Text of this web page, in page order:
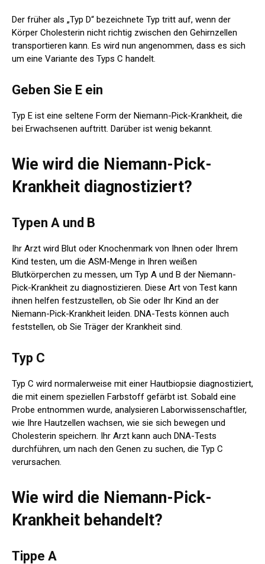
Der früher als „Typ D“ bezeichnete Typ tritt auf, wenn der
Körper Cholesterin nicht richtig zwischen den Gehirnzellen
transportieren kann. Es wird nun angenommen, dass es sich
um eine Variante des Typs C handelt.
Geben Sie E ein
Typ E ist eine seltene Form der Niemann-Pick-Krankheit, die
bei Erwachsenen auftritt. Darüber ist wenig bekannt.
Wie wird die Niemann-Pick-
Krankheit diagnostiziert?
Typen A und B
Ihr Arzt wird Blut oder Knochenmark von Ihnen oder Ihrem
Kind testen, um die ASM-Menge in Ihren weißen
Blutkörperchen zu messen, um Typ A und B der Niemann-
Pick-Krankheit zu diagnostizieren. Diese Art von Test kann
ihnen helfen festzustellen, ob Sie oder Ihr Kind an der
Niemann-Pick-Krankheit leiden. DNA-Tests können auch
feststellen, ob Sie Träger der Krankheit sind.
Typ C
Typ C wird normalerweise mit einer Hautbiopsie diagnostiziert,
die mit einem speziellen Farbstoff gefärbt ist. Sobald eine
Probe entnommen wurde, analysieren Laborwissenschaftler,
wie Ihre Hautzellen wachsen, wie sie sich bewegen und
Cholesterin speichern. Ihr Arzt kann auch DNA-Tests
durchführen, um nach den Genen zu suchen, die Typ C
verursachen.
Wie wird die Niemann-Pick-
Krankheit behandelt?
Tippe A